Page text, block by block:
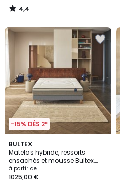
4,4
/
-15% DÈS 2*
BULTEX
Matelas hybride, ressorts
ensachés et mousse Bultex,
soutien très ferme, MOVE
à partir de
1025,00 €